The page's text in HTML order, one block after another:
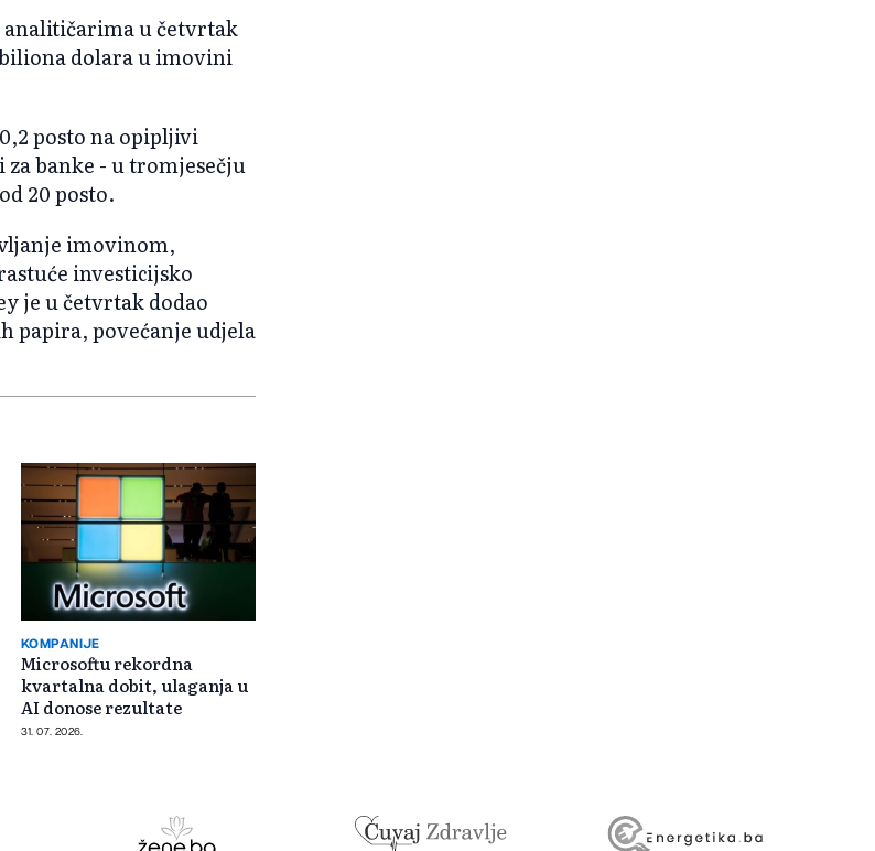
analitičarima u četvrtak
dolara u imovini
posto na opipljivi
banke - u tromjesečju
20 posto.
imovinom,
investicijsko
je u četvrtak dodao
papira, povećanje udjela
KOMPANIJE
Microsoftu rekordna
kvartalna dobit, ulaganja u
AI donose rezultate
31. 07. 2026.